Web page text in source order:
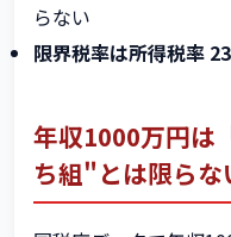
らない
限界税率は所得税率
年収1000万円
ち組"とは限らな